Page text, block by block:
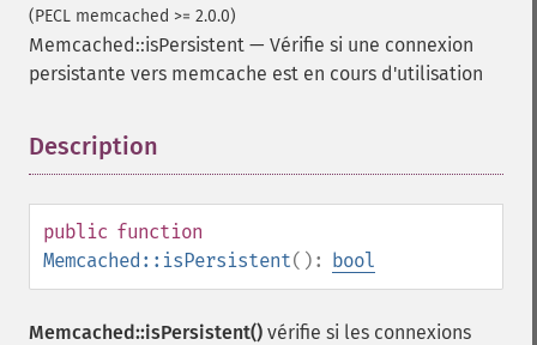
(PECL memcached >= 2.0.0)
Memcached::isPersistent — Vérifie si une connexion
persistante vers memcache est en cours d'utilisation
Description
public function
Memcached::isPersistent(): bool
Memcached::isPersistent() vérifie si les connexions